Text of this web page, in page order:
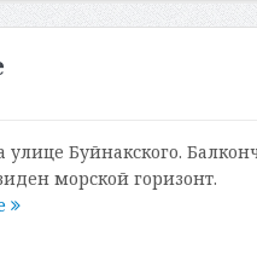
Буйнакского.
морской горизонт.